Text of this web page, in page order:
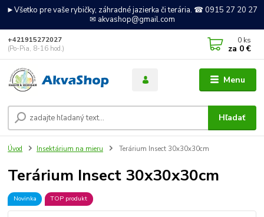
►Všetko pre vaše rybičky, záhradné jazierka či terária. ☎ 0915 27 20 27
✉ akvashop@gmail.com
Menu
Hľadať
+421915272027
(Po-Pia, 8-16 hod.)
0 ks
za 0 €
Úvod Insektárium na mieru Terárium Insect 30x30x30cm
Terárium Insect 30x30x30cm
Novinka TOP produkt